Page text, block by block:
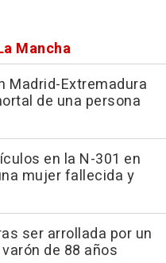
Mancha
Madrid-Extremadura
de una persona
en la N-301 en
mujer fallecida y
ser arrollada por un
de 88 años